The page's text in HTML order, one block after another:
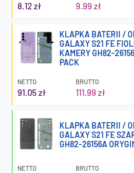
8.12 zł 9.99 zł
KLAPKA BATERII /
GALAXY S21 FE
KAMERY GH82-
PACK
NETTO
91.05 zł
BRUTTO
111.99 zł
KLAPKA BATERII /
GALAXY S21 FE
GH82-26156A
NETTO BRUTTO